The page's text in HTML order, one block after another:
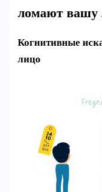
ломают вашу
Когнитивные
лицо